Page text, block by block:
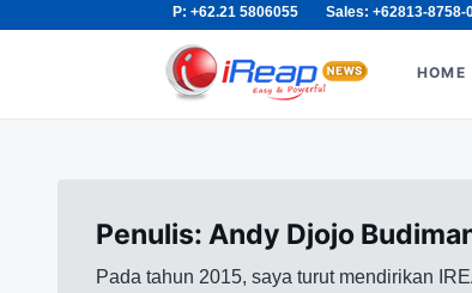
P: +62.21 5806055 Sales: +62813-8758-
Search
HOME
Penulis: Andy Djojo
Pada tahun 2015, saya turut mendirikan